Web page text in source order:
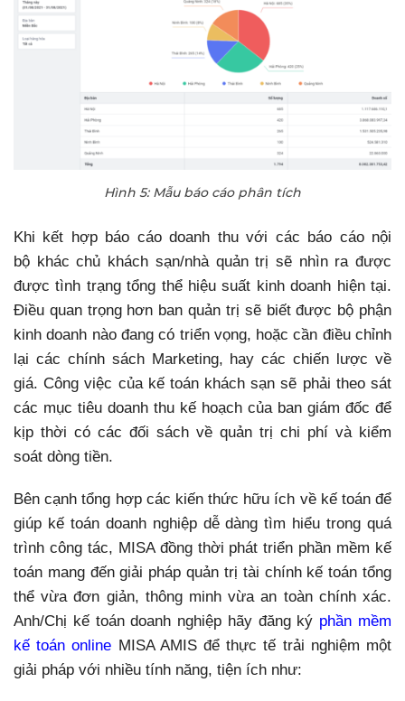
Hình 5: Mẫu báo cáo phân tích
Khi kết hợp báo cáo doanh thu với các báo cáo nội
bộ khác chủ khách sạn/nhà quản trị sẽ nhìn ra được
được tình trạng tổng thể hiệu suất kinh doanh hiện tại.
Điều quan trọng hơn ban quản trị sẽ biết được bộ phận
kinh doanh nào đang có triển vọng, hoặc cần điều chỉnh
lại các chính sách Marketing, hay các chiến lược về
giá. Công việc của kế toán khách sạn sẽ phải theo sát
các mục tiêu doanh thu kế hoạch của ban giám đốc để
kịp thời có các đối sách về quản trị chi phí và kiểm
soát dòng tiền.
Bên cạnh tổng hợp các kiến thức hữu ích về kế toán để
giúp kế toán doanh nghiệp dễ dàng tìm hiểu trong quá
trình công tác, MISA đồng thời phát triển phần mềm kế
toán mang đến giải pháp quản trị tài chính kế toán tổng
thể vừa đơn giản, thông minh vừa an toàn chính xác.
Anh/Chị kế toán doanh nghiệp hãy đăng ký phần mềm
kế toán online MISA AMISđể thực tế trải nghiệm một
giải pháp với nhiều tính năng, tiện ích như: